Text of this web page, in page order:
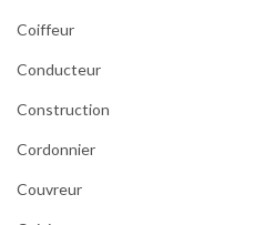
Coiffeur
Conducteur
Construction
Cordonnier
Couvreur